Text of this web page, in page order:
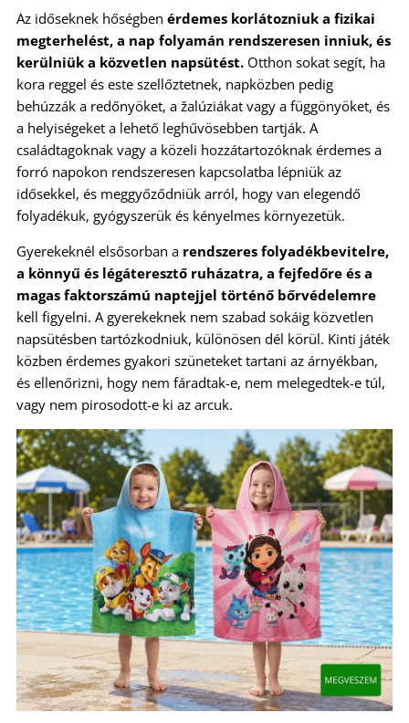
Az időseknek hőségben érdemes korlátozniuk a fizikai
megterhelést, a nap folyamán rendszeresen inniuk, és
kerülniük a közvetlen napsütést. Otthon sokat segít, ha
kora reggel és este szellőztetnek, napközben pedig
behúzzák a redőnyöket, a žalúziákat vagy a függönyöket, és
a helyiségeket a lehető leghűvösebben tartják. A
családtagoknak vagy a közeli hozzátartozóknak érdemes a
forró napokon rendszeresen kapcsolatba lépniük az
idősekkel, és meggyőződniük arról, hogy van elegendő
folyadékuk, gyógyszerük és kényelmes környezetük.
Gyerekeknél elsősorban a rendszeres folyadékbevitelre,
a könnyű és légáteresztő ruházatra, a fejfedőre és a
magas faktorszámú naptejjel történő bőrvédelemre
kell figyelni. A gyerekeknek nem szabad sokáig közvetlen
napsütésben tartózkodniuk, különösen dél körül. Kinti játék
közben érdemes gyakori szüneteket tartani az árnyékban,
és ellenőrizni, hogy nem fáradtak-e, nem melegedtek-e túl,
vagy nem pirosodott-e ki az arcuk.